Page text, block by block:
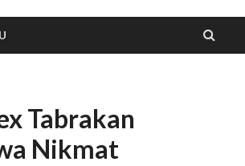
Tabrakan
Nikmat